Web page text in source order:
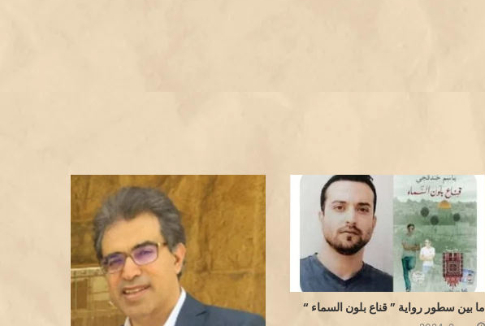
ما بين سطور رواية ” قناع بلون السماء “